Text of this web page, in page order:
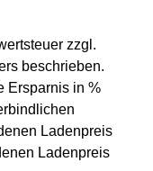
zzgl.
beschrieben.
Ersparnis in %
Ladenpreis
Ladenpreis